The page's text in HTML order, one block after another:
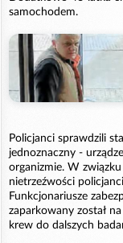
samochodem.
Policjanci sprawdzili
jednoznaczny -
organizmie. W
nietrzeźwości
Funkcjonariusze
zaparkowany został
krew do dalszych